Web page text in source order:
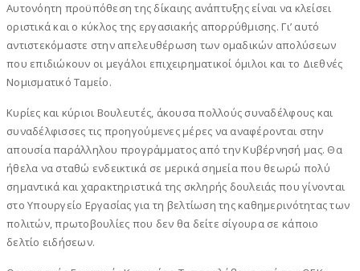
Αυτονόητη προϋπόθεση της δίκαιης ανάπτυξης είναι να κλείσει
οριστικά και ο κύκλος της εργασιακής απορρύθμισης. Γι’ αυτό
αντιστεκόμαστε στην απελευθέρωση των ομαδικών απολύσεων
που επιδιώκουν οι μεγάλοι επιχειρηματικοί όμιλοι και το Διεθνές
Νομισματικό Ταμείο.
Κυρίες και κύριοι Βουλευτές, άκουσα πολλούς συναδέλφους και
συναδέλφισσες τις προηγούμενες μέρες να αναφέρονται στην
απουσία παράλληλου προγράμματος από την Κυβέρνησή μας. Θα
ήθελα να σταθώ ενδεικτικά σε μερικά σημεία που θεωρώ πολύ
σημαντικά και χαρακτηριστικά της σκληρής δουλειάς που γίνονται
στο Υπουργείο Εργασίας για τη βελτίωση της καθημερινότητας των
πολιτών, πρωτοβουλίες που δεν θα δείτε σίγουρα σε κάποιο
δελτίο ειδήσεων.